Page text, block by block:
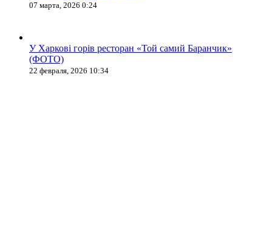
07 марта, 2026 0:24
У Харкові горів ресторан «Той самий Баранчик»
(ФОТО)
22 февраля, 2026 10:34